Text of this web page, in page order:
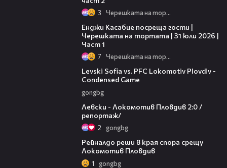
3 Черешката на тортата
Енджи Касабие посреща гости |
Черешката на тортата | 31 юли 2026 |
Част 1
7 Черешката на тортата
Levski Sofia vs. PFC Lokomotiv Plovdiv -
Condensed Game
gongbg
Левски - Локомотив Пловдив 2:0 /
репортаж/
2 gongbg
Рейналдо реши в края спора срещу
Локомотив Пловдив
1 gongbg